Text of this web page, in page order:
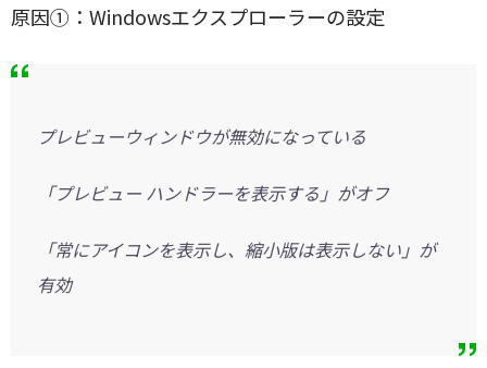
原因①：Windowsエクスプローラーの設定
プレビューウィンドウが無効になっている
「プレビュー ハンドラーを表示する」がオフ
「常にアイコンを表示し、縮小版は表示しない」が
有効